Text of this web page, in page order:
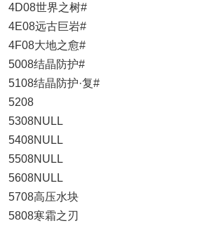
4D08世界之树#
4E08远古巨岩#
4F08大地之愈#
5008结晶防护#
5108结晶防护·复#
5208
5308NULL
5408NULL
5508NULL
5608NULL
5708高压水块
5808寒霜之刃